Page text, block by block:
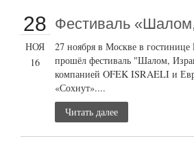
28
НОЯ
16
Фестиваль
27 ноября в Москве в гостинице
прошёл фестиваль "Шалом,
компанией OFEK ISRAELI и
«Сохнут»....
Читать далее